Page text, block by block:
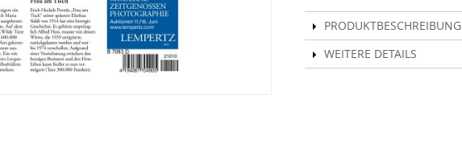
PRODUKTBESCHREIBUNG
WEITERE DETAILS